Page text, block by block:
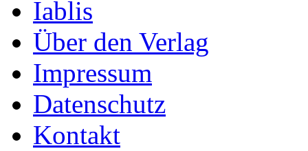
Iablis
Über den Verlag
Impressum
Datenschutz
Kontakt